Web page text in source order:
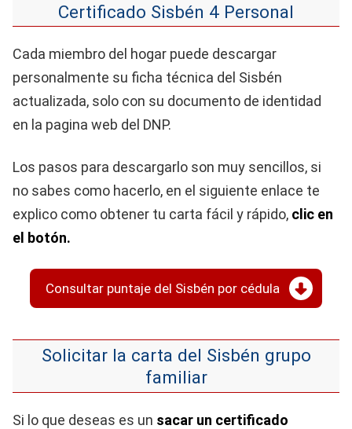
Certificado Sisbén 4 Personal
Cada miembro del hogar puede descargar
personalmente su ficha técnica del Sisbén
actualizada, solo con su documento de identidad
en la pagina web del DNP.
Los pasos para descargarlo son muy sencillos, si
no sabes como hacerlo, en el siguiente enlace te
explico como obtener tu carta fácil y rápido, clic en
el botón.
Consultar puntaje del Sisbén por cédula
Solicitar la carta del Sisbén grupo
familiar
Si lo que deseas es un sacar un certificado